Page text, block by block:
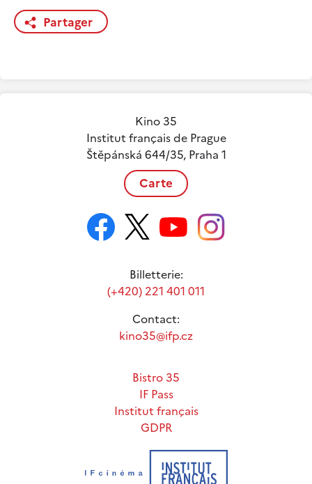
Partager
Kino 35
Institut français de Prague
Štěpánská 644/35, Praha 1
Carte
Billetterie:
(+420) 221 401 011
Contact:
kino35@ifp.cz
Bistro 35
IF Pass
Institut français
GDPR